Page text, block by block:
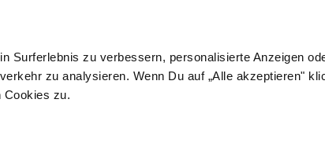
Surferlebnis zu verbessern, personalisierte Anzeigen
zu analysieren. Wenn Du auf „Alle akzeptieren"
Cookies zu.